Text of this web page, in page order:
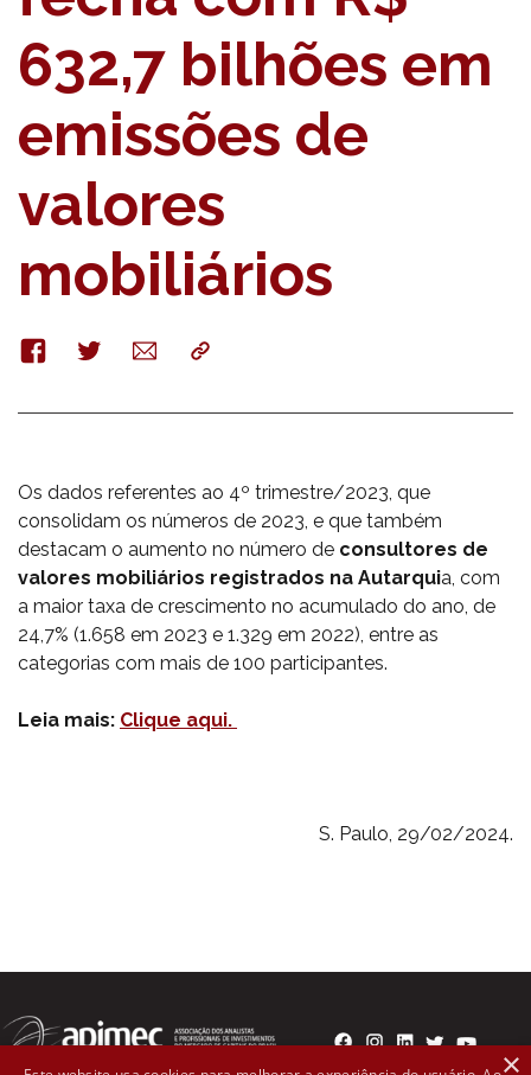
632,7 bilhões em
emissões de
valores
mobiliários
FacebookTwitterE-
mail
Copy
Os dados referentes ao 4º trimestre/2023, que
consolidam os números de 2023, e que também
destacam o aumento no número de consultores de
valores mobiliários registrados na Autarquia, com
a maior taxa de crescimento no acumulado do ano, de
24,7% (1.658 em 2023 e 1.329 em 2022), entre as
categorias com mais de 100 participantes.
Leia mais: Clique aqui.
S. Paulo, 29/02/2024.
×